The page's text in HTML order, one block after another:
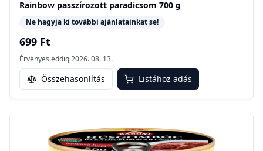
Rainbow passzírozott paradicsom 700 g
Ne hagyja ki további ajánlatainkat se!
699 Ft
Érvényes eddig2026. 08. 13.
Összehasonlítás Listához adás